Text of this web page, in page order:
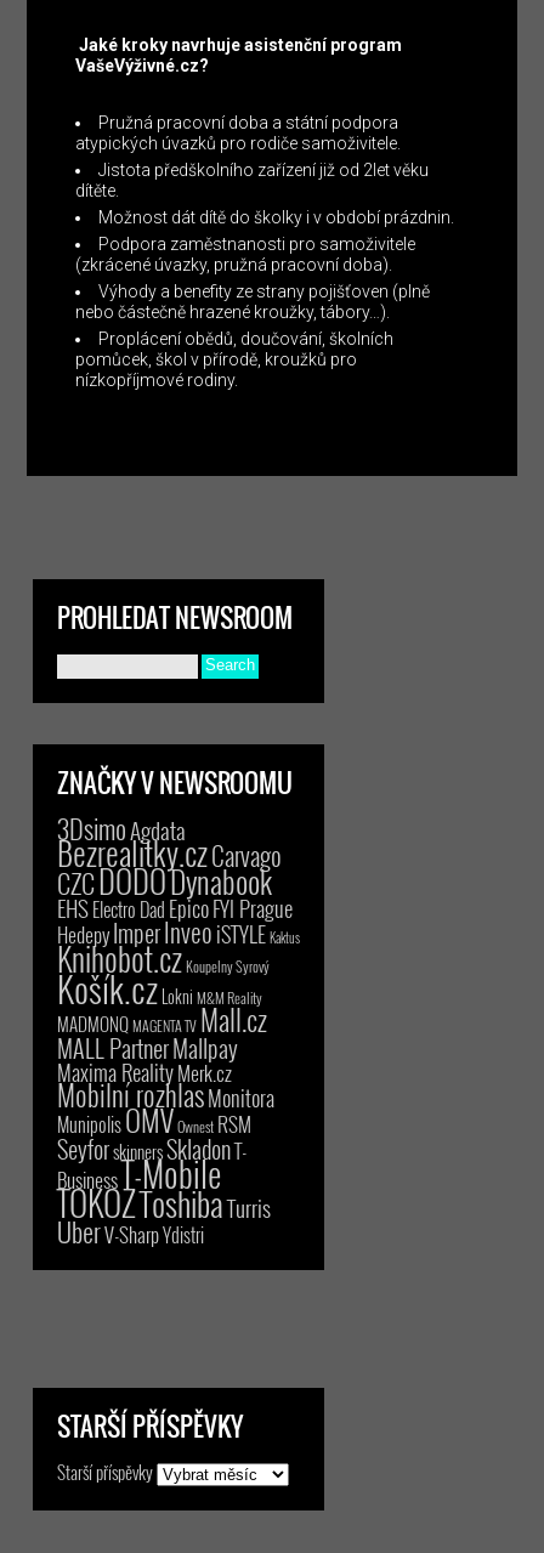
Jaké kroky navrhuje asistenční program
VašeVýživné.cz?
Pružná pracovní doba a státní podpora
atypických úvazků pro rodiče samoživitele.
Jistota předškolního zařízení již od 2let věku
dítěte.
Možnost dát dítě do školky i v období prázdnin.
Podpora zaměstnanosti pro samoživitele
(zkrácené úvazky, pružná pracovní doba).
Výhody a benefity ze strany pojišťoven (plně
nebo částečně hrazené kroužky, tábory…).
Proplácení obědů, doučování, školních
pomůcek, škol v přírodě, kroužků pro
nízkopříjmové rodiny.
PROHLEDAT NEWSROOM
ZNAČKY V NEWSROOMU
3DsimoAgdata
Bezrealitky.czCarvago
CZCDODODynabook
EHSElectro Dad EpicoFYI Prague
HedepyImperInveoiSTYLE Kaktus
Knihobot.czKoupelny Syrový
Košík.czLokni M&M Reality
MADMONQMAGENTA TV Mall.cz
MALL PartnerMallpay
Maxima RealityMerk.cz
Mobilní rozhlasMonitora
MunipolisOMVOwnest RSM
SeyforskinnersSkladonT-
BusinessT-Mobile
TOKOZToshibaTurris
UberV-SharpYdistri
STARŠÍ PŘÍSPĚVKY
Starší příspěvky